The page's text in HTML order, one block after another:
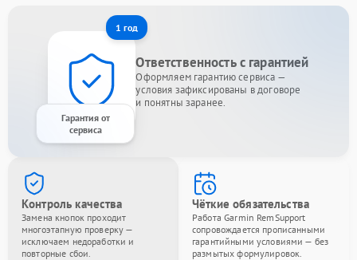
1 год
Гарантия от
сервиса
Ответственность с гарантией
Оформляем гарантию сервиса —
условия зафиксированы в договоре
и понятны заранее.
Контроль качества
Замена кнопок проходит
многоэтапную проверку —
исключаем недоработки и
повторные сбои.
Чёткие обязательства
Работа Garmin RemSupport
сопровождается прописанными
гарантийными условиями — без
размытых формулировок.